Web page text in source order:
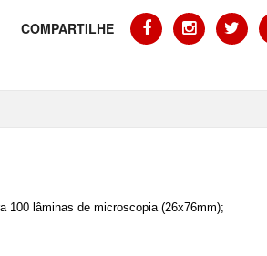
COMPARTILHE
100 lâminas de microscopia (26x76mm);